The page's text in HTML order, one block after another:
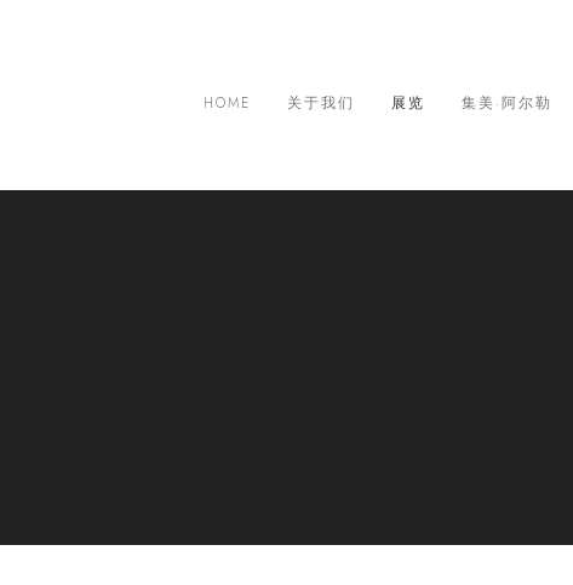
HOME 关于我们 展览 集美·阿尔勒